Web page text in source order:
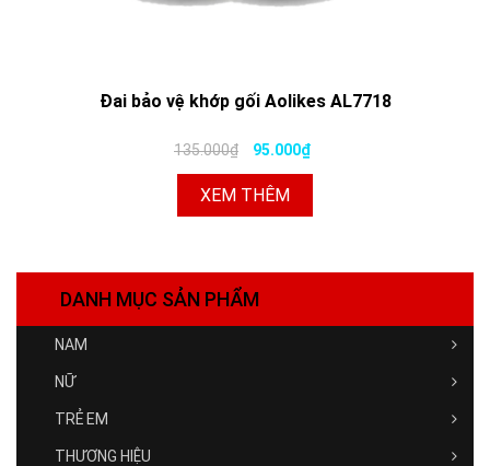
Đai bảo vệ khớp gối Aolikes AL7718
135.000₫ 95.000₫
XEM THÊM
DANH MỤC SẢN PHẨM
NAM
NỮ
TRẺ EM
THƯƠNG HIỆU